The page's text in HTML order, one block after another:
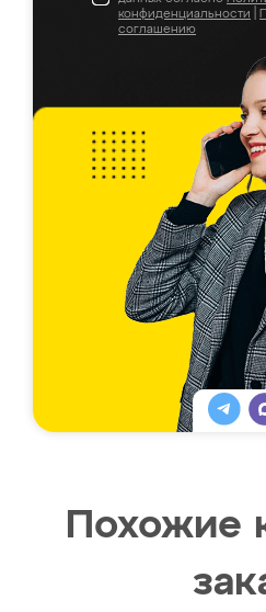
конфиденциальности
соглашению
Похожие